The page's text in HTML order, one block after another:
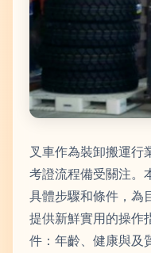
叉車作為裝卸搬運行
考證流程備受關注。
具體步驟和條件，為
提供新鮮實用的操作
件：年齡、健康與及